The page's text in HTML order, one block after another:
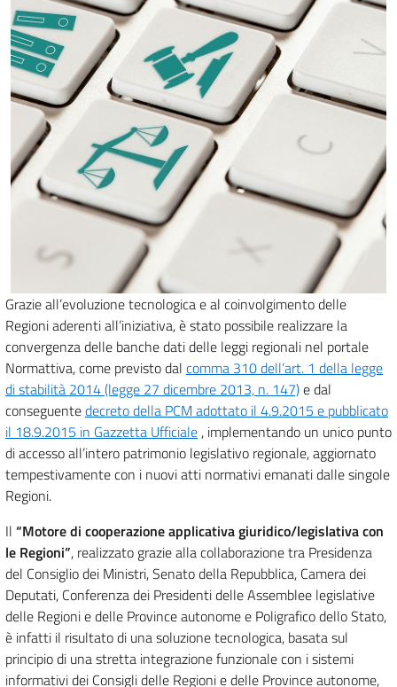
Grazie all’evoluzione tecnologica e al coinvolgimento delle
Regioni aderenti all’iniziativa, è stato possibile realizzare la
convergenza delle banche dati delle leggi regionali nel portale
Normattiva, come previsto dal comma 310 dell’art. 1 della legge
di stabilità 2014 (legge 27 dicembre 2013, n. 147)e dal
conseguentedecreto della PCM adottato il 4.9.2015 e pubblicato
il 18.9.2015 in Gazzetta Ufficiale , implementando un unico punto
di accesso all’intero patrimonio legislativo regionale, aggiornato
tempestivamente con i nuovi atti normativi emanati dalle singole
Regioni.
Il “Motore di cooperazione applicativa giuridico/legislativa con
le Regioni”, realizzato grazie alla collaborazione tra Presidenza
del Consiglio dei Ministri, Senato della Repubblica, Camera dei
Deputati, Conferenza dei Presidenti delle Assemblee legislative
delle Regioni e delle Province autonome e Poligrafico dello Stato,
è infatti il risultato di una soluzione tecnologica, basata sul
principio di una stretta integrazione funzionale con i sistemi
informativi dei Consigli delle Regioni e delle Province autonome,